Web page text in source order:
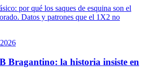
por qué los saques de esquina son el
Datos y patrones que el 1X2 no
Bragantino: la historia insiste en